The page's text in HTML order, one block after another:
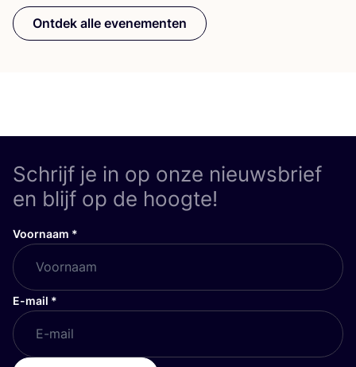
Ontdek alle evenementen
Schrijf je in op onze nieuwsbrief
en blijf op de hoogte!
Voornaam *
E-mail *